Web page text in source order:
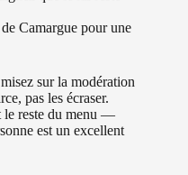
Camargue pour une
sur la modération
pas les écraser.
le reste du menu —
est un excellent